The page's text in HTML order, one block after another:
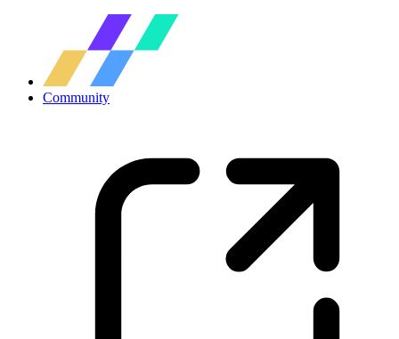
Community